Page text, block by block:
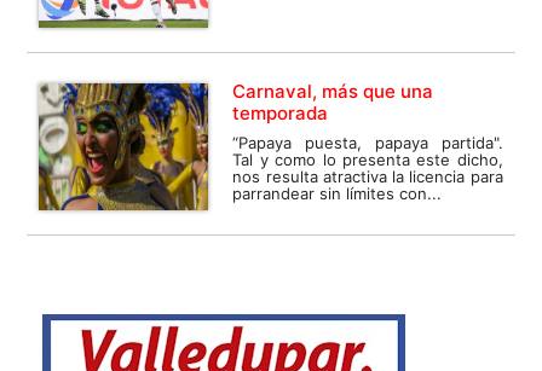
Carnaval, más que una
temporada
“Papaya puesta, papaya partida".
Tal y como lo presenta este dicho,
nos resulta atractiva la licencia para
parrandear sin límites con...